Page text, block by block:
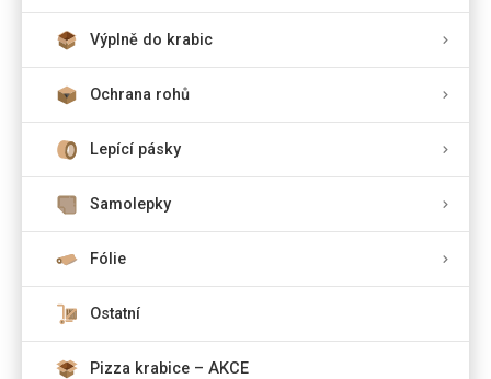
Výplně do krabic
Ochrana rohů
Lepící pásky
Samolepky
Fólie
Ostatní
Pizza krabice – AKCE